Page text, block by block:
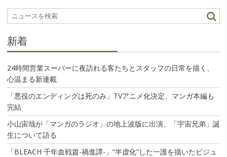
シ
ョ
新着
24時間営業スーパーに夜訪れる客たちとスタッフの日常を描く、
心温まる新連載
「悪役のエンディングは死のみ」TVアニメ化決定、マンガ本編も
完結
小山宙哉が「マンガのラジオ」の地上波版に出演、「宇宙兄弟」誕
生について語る
「BLEACH 千年血戦篇-禍進譚-」“半虚化”した一護を描いたビジュ